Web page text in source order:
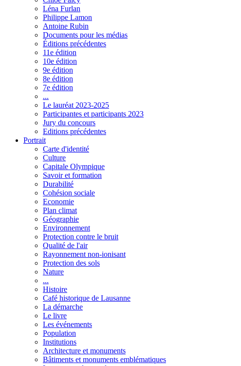
Léna Furlan
Philippe Lamon
Antoine Rubin
Documents pour les médias
Éditions précédentes
11e édition
10e édition
9e édition
8e édition
7e édition
...
Le lauréat 2023-2025
Participantes et participants 2023
Jury du concours
Editions précédentes
Portrait
Carte d'identité
Culture
Capitale Olympique
Savoir et formation
Durabilité
Cohésion sociale
Economie
Plan climat
Géographie
Environnement
Protection contre le bruit
Qualité de l'air
Rayonnement non-ionisant
Protection des sols
Nature
...
Histoire
Café historique de Lausanne
La démarche
Le livre
Les événements
Population
Institutions
Architecture et monuments
Bâtiments et monuments emblématiques